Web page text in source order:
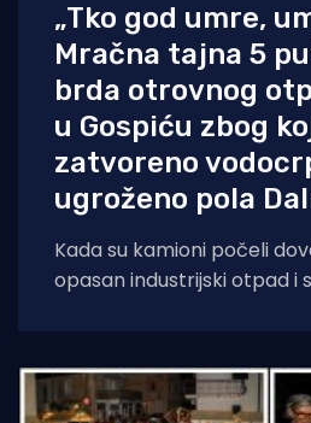
„Tko god umre,
Mračna tajna 5
brda otrovnog
u Gospiću zbog
zatvoreno
ugroženo pola
Kada su kamioni počeli
opasan industrijski otpad i